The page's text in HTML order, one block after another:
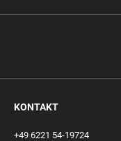
KONTAKT
+49 6221 54-19724